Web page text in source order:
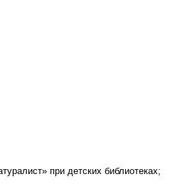
при детских библиотеках;